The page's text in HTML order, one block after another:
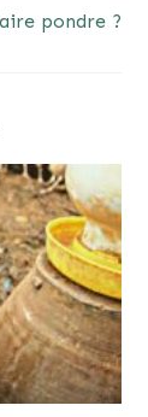
pondre ?